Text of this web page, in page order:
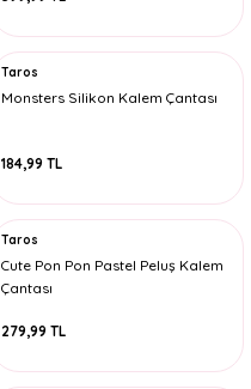
Taros
Monsters Silikon Kalem Çantası
184,99 TL
Taros
Cute Pon Pon Pastel Peluş Kalem
Çantası
279,99 TL